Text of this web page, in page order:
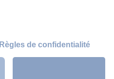
Règles de confidentialité